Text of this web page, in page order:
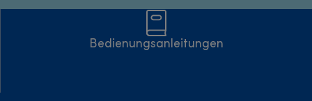
Bedienungsanleitungen